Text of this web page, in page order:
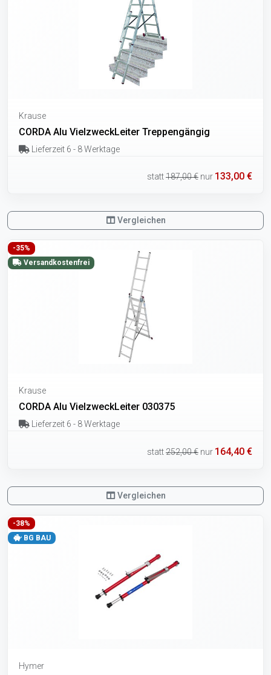
Krause
CORDA Alu VielzweckLeiter Treppengängig
Lieferzeit 6 - 8 Werktage
statt187,00 € nur 133,00 €
Vergleichen
-35%
Versandkostenfrei
Krause
CORDA Alu VielzweckLeiter 030375
Lieferzeit 6 - 8 Werktage
statt252,00 € nur 164,40 €
Vergleichen
-38%
BG BAU
Hymer